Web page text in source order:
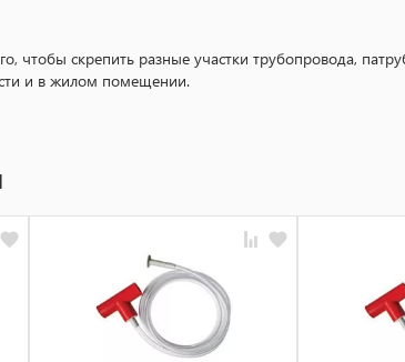
чтобы скрепить разные участки трубопровода,
и в жилом помещении.